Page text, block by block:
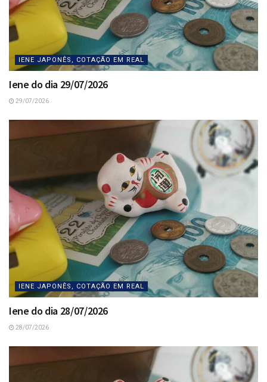
IENE JAPONÊS, COTAÇÃO EM REAL
Iene do dia 29/07/2026
29/07/2026
IENE JAPONÊS, COTAÇÃO EM REAL
Iene do dia 28/07/2026
28/07/2026